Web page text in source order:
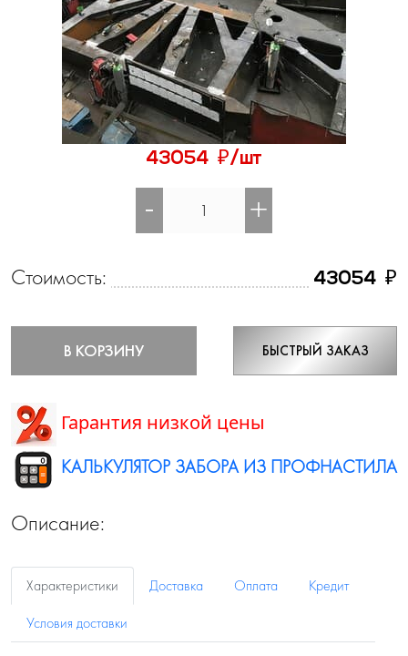
43054 ₽/шт
- +
Стоимость: 43054 ₽
В КОРЗИНУ БЫСТРЫЙ ЗАКАЗ
Гарантия низкой цены
КАЛЬКУЛЯТОР ЗАБОРА ИЗ ПРОФНАСТИЛА
Описание:
Характеристики Доставка Оплата
Кредит
Условия доставки